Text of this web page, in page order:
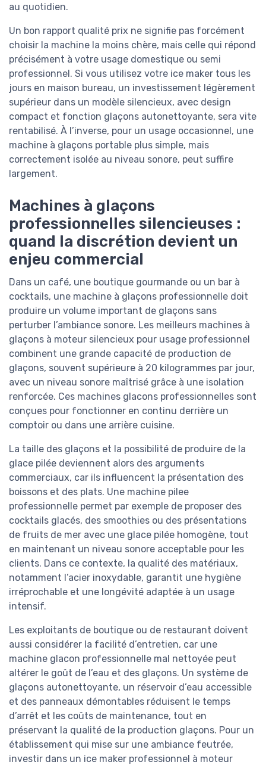
au quotidien.
Un bon rapport qualité prix ne signifie pas forcément
choisir la machine la moins chère, mais celle qui répond
précisément à votre usage domestique ou semi
professionnel. Si vous utilisez votre ice maker tous les
jours en maison bureau, un investissement légèrement
supérieur dans un modèle silencieux, avec design
compact et fonction glaçons autonettoyante, sera vite
rentabilisé. À l’inverse, pour un usage occasionnel, une
machine à glaçons portable plus simple, mais
correctement isolée au niveau sonore, peut suffire
largement.
Machines à glaçons
professionnelles silencieuses :
quand la discrétion devient un
enjeu commercial
Dans un café, une boutique gourmande ou un bar à
cocktails, une machine à glaçons professionnelle doit
produire un volume important de glaçons sans
perturber l’ambiance sonore. Les meilleurs machines à
glaçons à moteur silencieux pour usage professionnel
combinent une grande capacité de production de
glaçons, souvent supérieure à 20 kilogrammes par jour,
avec un niveau sonore maîtrisé grâce à une isolation
renforcée. Ces machines glacons professionnelles sont
conçues pour fonctionner en continu derrière un
comptoir ou dans une arrière cuisine.
La taille des glaçons et la possibilité de produire de la
glace pilée deviennent alors des arguments
commerciaux, car ils influencent la présentation des
boissons et des plats. Une machine pilee
professionnelle permet par exemple de proposer des
cocktails glacés, des smoothies ou des présentations
de fruits de mer avec une glace pilée homogène, tout
en maintenant un niveau sonore acceptable pour les
clients. Dans ce contexte, la qualité des matériaux,
notamment l’acier inoxydable, garantit une hygiène
irréprochable et une longévité adaptée à un usage
intensif.
Les exploitants de boutique ou de restaurant doivent
aussi considérer la facilité d’entretien, car une
machine glacon professionnelle mal nettoyée peut
altérer le goût de l’eau et des glaçons. Un système de
glaçons autonettoyante, un réservoir d’eau accessible
et des panneaux démontables réduisent le temps
d’arrêt et les coûts de maintenance, tout en
préservant la qualité de la production glaçons. Pour un
établissement qui mise sur une ambiance feutrée,
investir dans un ice maker professionnel à moteur